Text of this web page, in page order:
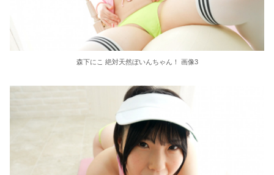
泉りおん 画像4262枚【ヌード】
アメリカが朝鮮戦争で勝つにはどうしたらいいのか？
激しく揺れる小さな胸が愛おしくてたまらない
【ＳＭ・調教】出会い系でエッチした最高のドＭ女
森下にこ 絶対天然ぼいんちゃん！ 画像3